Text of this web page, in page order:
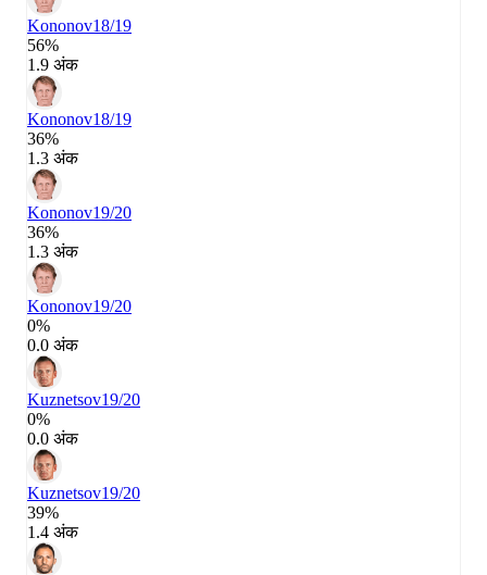
Kononov18/19
56%
1.9 अंक
Kononov18/19
36%
1.3 अंक
Kononov19/20
36%
1.3 अंक
Kononov19/20
0%
0.0 अंक
Kuznetsov19/20
0%
0.0 अंक
Kuznetsov19/20
39%
1.4 अंक